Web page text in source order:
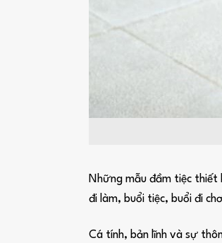
Những mẫu đầm tiệc thiết
đi làm, buổi tiệc, buổi đi
Cá tính, bản lĩnh và sự